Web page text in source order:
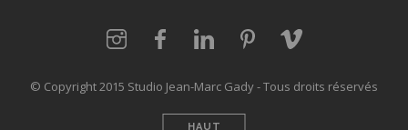
© Copyright 2015 Studio Jean-Marc Gady - Tous droits réservés
HAUT